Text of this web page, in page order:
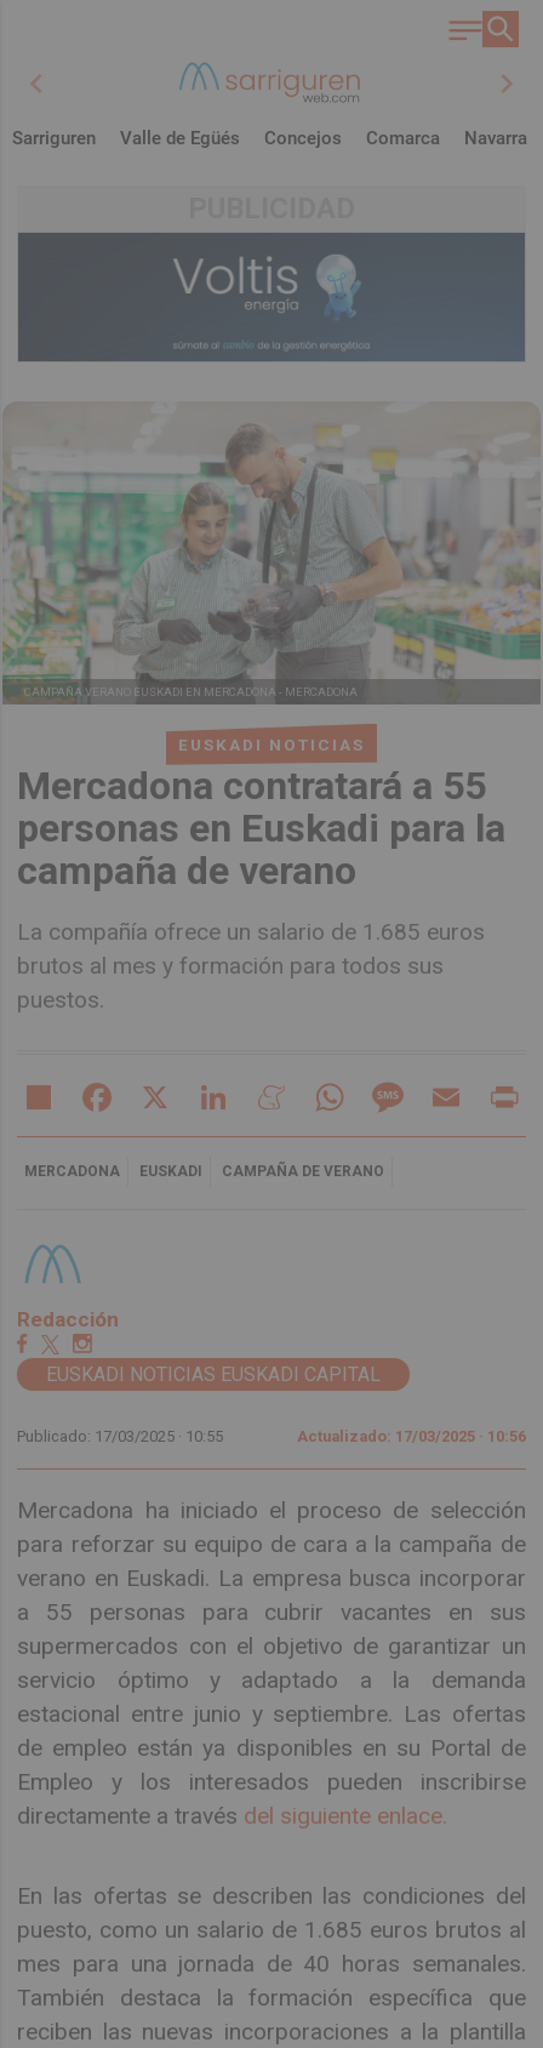
chevron_left chevron_right
Sarriguren Valle de Egüés Concejos Comarca Navarra
EUSKADI NOTICIAS
Mercadona contratará a 55
personas en Euskadi para la
campaña de verano
La compañía ofrece un salario de 1.685 euros
brutos al mes y formación para todos sus
puestos.
CAMPAÑA VERANO EUSKADI EN MERCADONA - MERCADONA
Share Facebook LinkedIn MeneameWhatsAppMessageEmail
MERCADONA EUSKADI CAMPAÑA DE VERANO
Redacción
EUSKADI NOTICIAS EUSKADI CAPITAL
Publicado: 17/03/2025 · 10:55 Actualizado: 17/03/2025 · 10:56
Mercadona ha iniciado el proceso de selección
para reforzar su equipo de cara a la campaña de
verano en Euskadi. La empresa busca incorporar
a 55 personas para cubrir vacantes en sus
supermercados con el objetivo de garantizar un
servicio óptimo y adaptado a la demanda
estacional entre junio y septiembre. Las ofertas
de empleo están ya disponibles en su Portal de
Empleo y los interesados pueden inscribirse
directamente a través del siguiente enlace.
En las ofertas se describen las condiciones del
puesto, como un salario de 1.685 euros brutos al
mes para una jornada de 40 horas semanales.
También destaca la formación específica que
reciben las nuevas incorporaciones a la plantilla